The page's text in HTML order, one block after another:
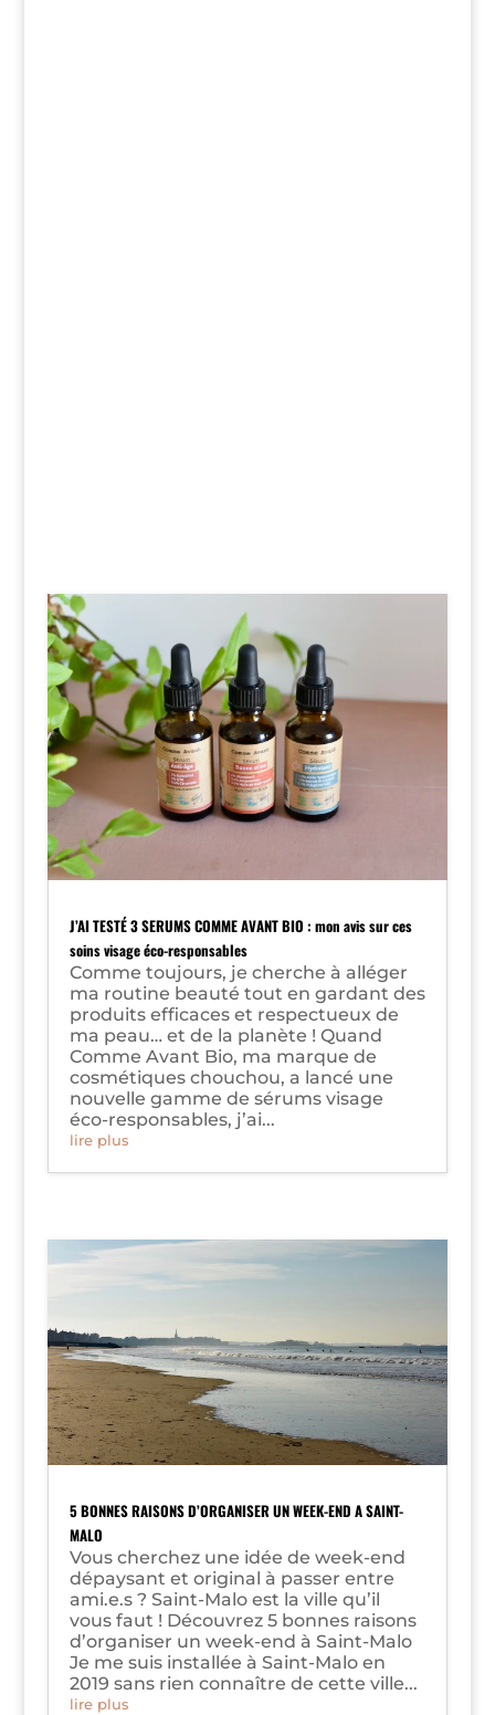
J’AI TESTÉ 3 SERUMS COMME AVANT BIO : mon avis sur ces
soins visage éco-responsables
Comme toujours, je cherche à alléger
ma routine beauté tout en gardant des
produits efficaces et respectueux de
ma peau… et de la planète ! Quand
Comme Avant Bio, ma marque de
cosmétiques chouchou, a lancé une
nouvelle gamme de sérums visage
éco-responsables, j’ai...
lire plus
5 BONNES RAISONS D’ORGANISER UN WEEK-END A SAINT-
MALO
Vous cherchez une idée de week-end
dépaysant et original à passer entre
ami.e.s ? Saint-Malo est la ville qu’il
vous faut ! Découvrez 5 bonnes raisons
d’organiser un week-end à Saint-Malo
Je me suis installée à Saint-Malo en
2019 sans rien connaître de cette ville...
lire plus